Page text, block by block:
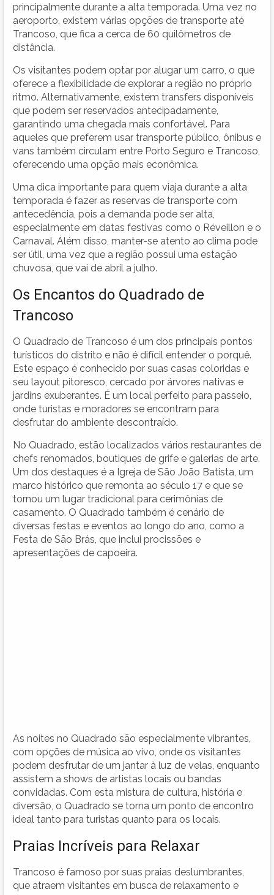
principalmente durante a alta temporada. Uma vez no
aeroporto, existem várias opções de transporte até
Trancoso, que fica a cerca de 60 quilômetros de
distância.
Os visitantes podem optar por alugar um carro, o que
oferece a flexibilidade de explorar a região no próprio
ritmo. Alternativamente, existem transfers disponíveis
que podem ser reservados antecipadamente,
garantindo uma chegada mais confortável. Para
aqueles que preferem usar transporte público, ônibus e
vans também circulam entre Porto Seguro e Trancoso,
oferecendo uma opção mais econômica.
Uma dica importante para quem viaja durante a alta
temporada é fazer as reservas de transporte com
antecedência, pois a demanda pode ser alta,
especialmente em datas festivas como o Réveillon e o
Carnaval. Além disso, manter-se atento ao clima pode
ser útil, uma vez que a região possui uma estação
chuvosa, que vai de abril a julho.
Os Encantos do Quadrado de
Trancoso
O Quadrado de Trancoso é um dos principais pontos
turísticos do distrito e não é difícil entender o porquê.
Este espaço é conhecido por suas casas coloridas e
seu layout pitoresco, cercado por árvores nativas e
jardins exuberantes. É um local perfeito para passeio,
onde turistas e moradores se encontram para
desfrutar do ambiente descontraído.
No Quadrado, estão localizados vários restaurantes de
chefs renomados, boutiques de grife e galerias de arte.
Um dos destaques é a Igreja de São João Batista, um
marco histórico que remonta ao século 17 e que se
tornou um lugar tradicional para cerimônias de
casamento. O Quadrado também é cenário de
diversas festas e eventos ao longo do ano, como a
Festa de São Brás, que inclui procissões e
apresentações de capoeira.
As noites no Quadrado são especialmente vibrantes,
com opções de música ao vivo, onde os visitantes
podem desfrutar de um jantar à luz de velas, enquanto
assistem a shows de artistas locais ou bandas
convidadas. Com esta mistura de cultura, história e
diversão, o Quadrado se torna um ponto de encontro
ideal tanto para turistas quanto para os locais.
Praias Incríveis para Relaxar
Trancoso é famoso por suas praias deslumbrantes,
que atraem visitantes em busca de relaxamento e